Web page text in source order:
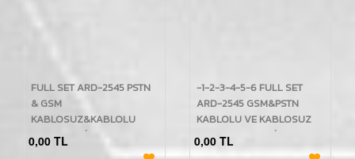
FULL SET ARD-2545 PSTN
& GSM
KABLOSUZ&KABLOLU
ALARM SETİ KABLOLU
BGR-05 48 LED KIRMIZI
0,00 TL
-1-2-3-4-5-6 FULL SET
ARD-2545 GSM&PSTN
KABLOLU VE KABLOSUZ
GSM ALARM SETİ BGR-08
48 LED KABLOLUSUZ
0,00 TL